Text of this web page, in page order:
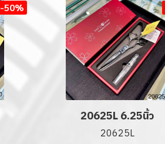
-50%
20625L 6.25นิ้ว
20625L